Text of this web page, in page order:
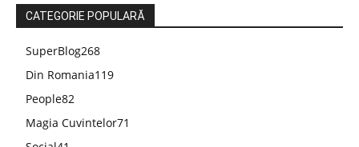
CATEGORIE POPULARĂ
SuperBlog268
Din Romania119
People82
Magia Cuvintelor71